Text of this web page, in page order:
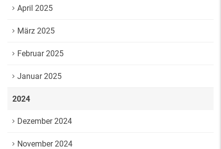
April 2025
März 2025
Februar 2025
Januar 2025
2024
Dezember 2024
November 2024